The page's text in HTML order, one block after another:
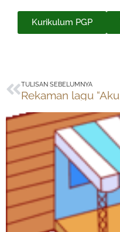
Kurikulum PGP
Prev
TULISAN SEBELUMNYA